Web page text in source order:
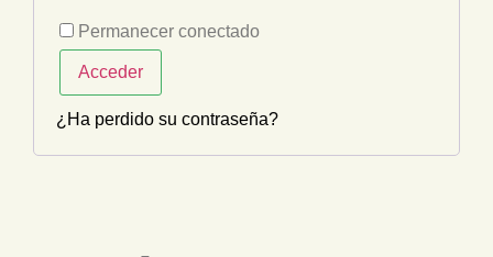
Permanecer conectado
Acceder
¿Ha perdido su contraseña?